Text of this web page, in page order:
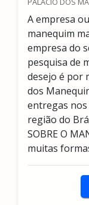
A empresa
manequim
empresa do
pesquisa de
desejo é por
dos
entregas
região do
SOBRE O
muitas